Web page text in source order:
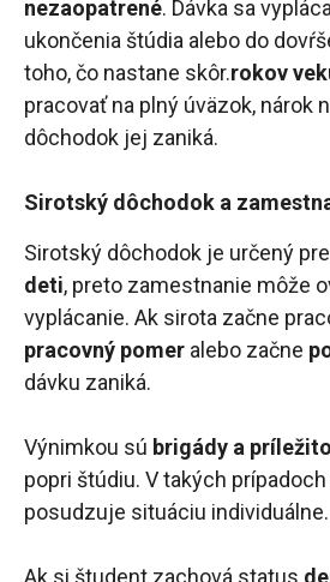
nezaopatrené. Dávka sa
ukončenia štúdia alebo do
toho, čo nastane skôr.rokov
pracovať na plný úväzok, nárok
dôchodok jej zaniká.
Sirotský dôchodok a
Sirotský dôchodok je určený pre
deti, preto zamestnanie môže
vyplácanie. Ak sirota začne
pracovný pomer alebo začne
dávku zaniká.
Výnimkou sú brigády a
popri štúdiu. V takých
posudzuje situáciu individuálne.
Ak si študent zachová status